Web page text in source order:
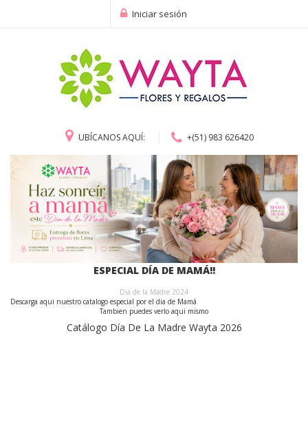
Iniciar sesión
UBÍCANOS AQUÍ: +(51) 983 626420
ESPECIAL DÍA DE MAMÁ!!
Dia de la Madre 2024
Descarga aqui nuestro catalogo especial por el dia de Mamá
Tambien puedes verlo aqui mismo
Catálogo Día De La Madre Wayta 2026